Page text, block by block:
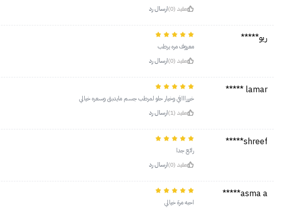
مفيد (0)
ارسال رد
ريو*****
معروف مره يرطب
مفيد (0)
ارسال رد
lamar *****
خرررااافي وخيار حلو لمرطب جسم مايدبق وسعره خيالي
مفيد (1)
ارسال رد
shreef*****
رائع جدا
مفيد (0)
ارسال رد
asma a*****
احبه مرة خيالي